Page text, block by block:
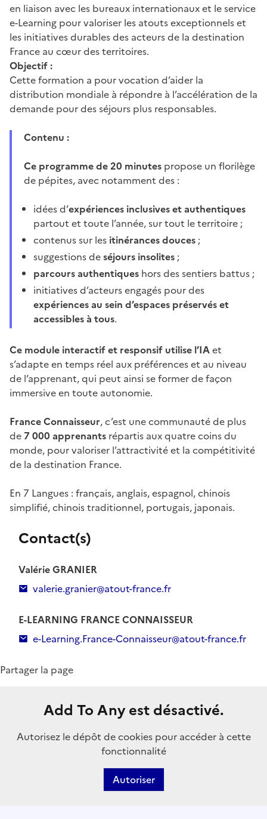
en liaison avec les bureaux internationaux et le service
e-Learning pour valoriser les atouts exceptionnels et
les initiatives durables des acteurs de la destination
France au cœur des territoires.
Objectif :
Cette formation a pour vocation d’aider la
distribution mondiale à répondre à l’accélération de la
demande pour des séjours plus responsables.
Contenu :
Ce programme de 20 minutes propose un florilège
de pépites, avec notamment des :
idées d’expériences inclusives et authentiques
partout et toute l’année, sur tout le territoire ;
contenus sur les itinérances douces ;
suggestions deséjours insolites ;
parcours authentiques hors des sentiers battus ;
initiatives d’acteurs engagés pour des
expériences au sein d’espaces préservés et
accessibles à tous.
Ce module interactif et responsif utilise l’IAet
s’adapte en temps réel aux préférences et au niveau
de l’apprenant, qui peut ainsi se former de façon
immersive en toute autonomie.
France Connaisseur, c’est une communauté de plus
de 7 000 apprenants répartis aux quatre coins du
monde, pour valoriser l’attractivité et la compétitivité
de la destination France.
En 7 Langues : français, anglais, espagnol, chinois
simplifié, chinois traditionnel, portugais, japonais.
Contact(s)
Valérie GRANIER
valerie.granier@atout-france.fr
E-LEARNING FRANCE CONNAISSEUR
e-Learning.France-Connaisseur@atout-france.fr
Partager la page
Add To Any est désactivé.
Autorisez le dépôt de cookies pour accéder à cette
fonctionnalité
Autoriser